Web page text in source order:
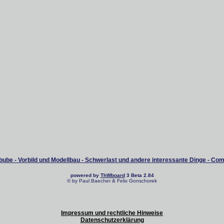
- Vorbild und Modellbau - Schwerlast und andere interessante Dinge -
powered by ThWboard3 Beta 2.84
© by Paul Baecher & Felix Gonschorek
Impressum und rechtliche Hinweise
Datenschutzerklärung